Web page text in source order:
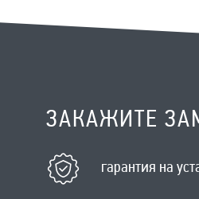
ЗАКАЖИТЕ
гарантия на